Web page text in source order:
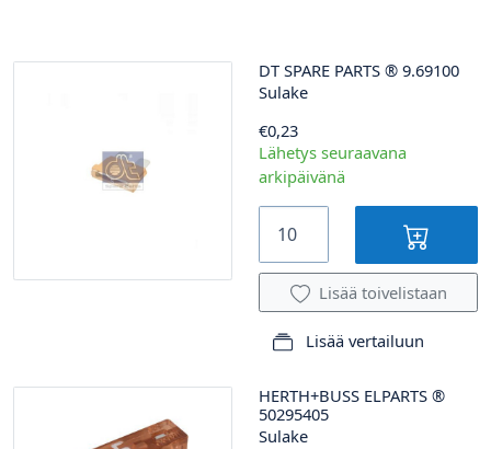
DT SPARE PARTS ® 9.69100
Sulake
€0,23
Lähetys seuraavana
arkipäivänä
Lisää toivelistaan
Lisää vertailuun
HERTH+BUSS ELPARTS ®
50295405
Sulake